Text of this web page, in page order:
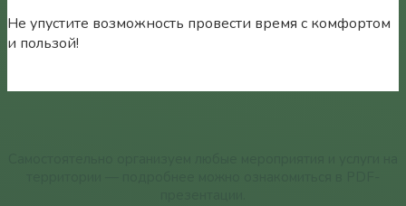
Не упустите возможность провести время с комфортом
и пользой!